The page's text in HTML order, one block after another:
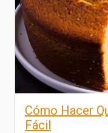
Cómo Hacer
Fácil